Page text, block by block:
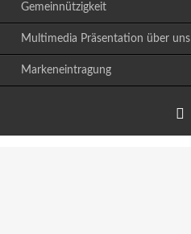
Gemeinnützigkeit
Multimedia Präsentation über uns
Markeneintragung